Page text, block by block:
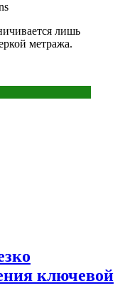
лишь
метража.
ключевой